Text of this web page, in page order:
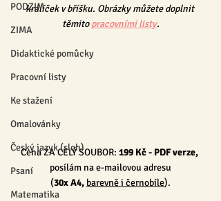
PODZIM
ZIMA
Didaktické pomůcky
Pracovní listy
Ke stažení
Omalovánky
Český jazyk (sloh)
Psaní
Matematika
králíček v bříšku. Obrázky můžete doplnit
těmito pracovními listy.
Cena ZA CELÝ SOUBOR: 199 Kč - PDF verze,
posílám na e-mailovou adresu
(30x A4, barevně i černobíle).